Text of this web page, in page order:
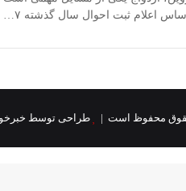
اعلام ثبت احوال سال گذشته ۷…
طراحی توسط